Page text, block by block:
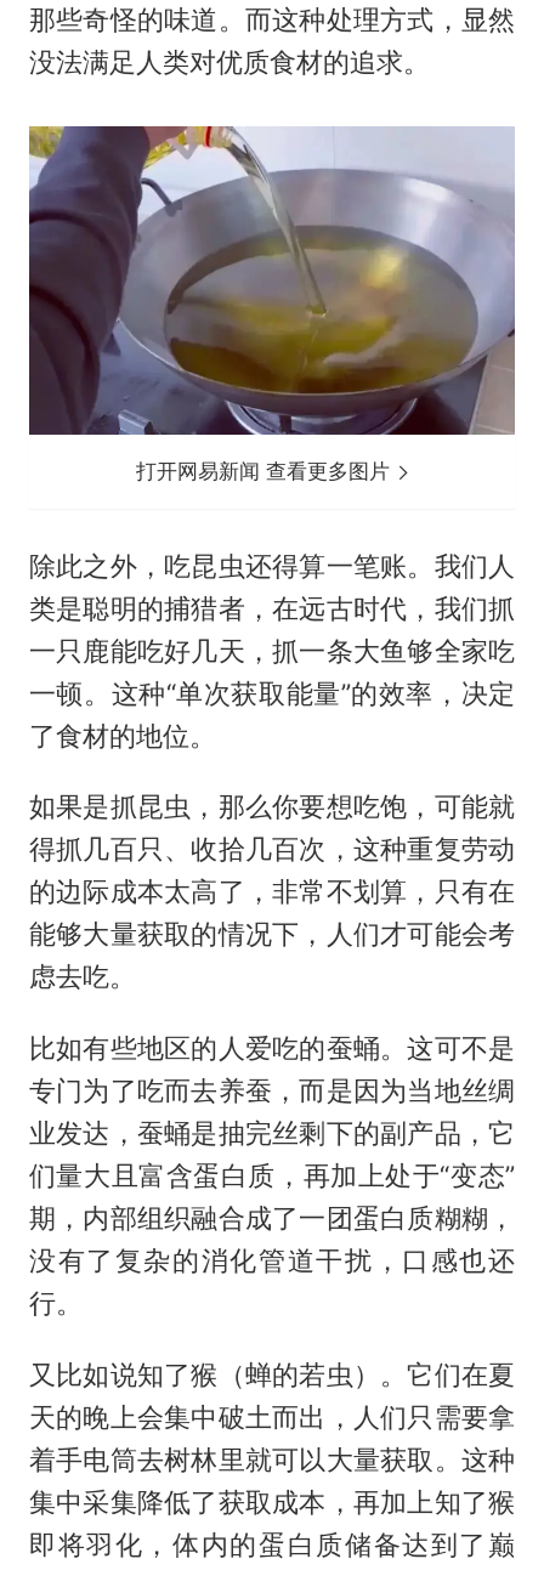
那些奇怪的味道。而这种处理方式，显然
没法满足人类对优质食材的追求。
打开网易新闻 查看更多图片
除此之外，吃昆虫还得算一笔账。我们人
类是聪明的捕猎者，在远古时代，我们抓
一只鹿能吃好几天，抓一条大鱼够全家吃
一顿。这种“单次获取能量”的效率，决定
了食材的地位。
如果是抓昆虫，那么你要想吃饱，可能就
得抓几百只、收拾几百次，这种重复劳动
的边际成本太高了，非常不划算，只有在
能够大量获取的情况下，人们才可能会考
虑去吃。
比如有些地区的人爱吃的蚕蛹。这可不是
专门为了吃而去养蚕，而是因为当地丝绸
业发达，蚕蛹是抽完丝剩下的副产品，它
们量大且富含蛋白质，再加上处于“变态”
期，内部组织融合成了一团蛋白质糊糊，
没有了复杂的消化管道干扰，口感也还
行。
又比如说知了猴（蝉的若虫）。它们在夏
天的晚上会集中破土而出，人们只需要拿
着手电筒去树林里就可以大量获取。这种
集中采集降低了获取成本，再加上知了猴
即将羽化，体内的蛋白质储备达到了巅